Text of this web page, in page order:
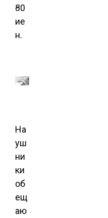
80
ие
н.
На
уш
ни
ки
об
ещ
аю